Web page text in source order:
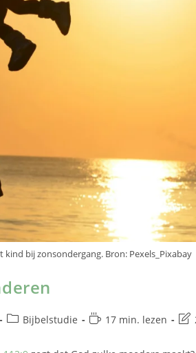
kind bij zonsondergang. Bron: Pexels_Pixabay
Bijbelstudie 17 min. lezen